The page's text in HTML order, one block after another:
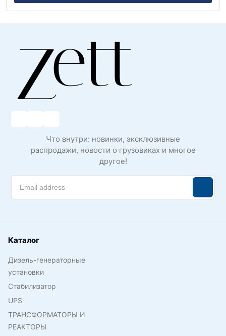
Что внутри: новинки, эксклюзивные
распродажи, новости о грузовиках и многое
другое!
Каталог
Дизель-генераторные
установки
Стабилизатор
UPS
ТРАНСФОРМАТОРЫ И
РЕАКТОРЫ